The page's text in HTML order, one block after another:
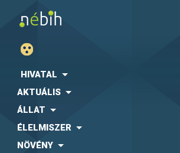
HIVATAL
AKTUÁLIS
ÁLLAT
ÉLELMISZER
NÖVÉNY